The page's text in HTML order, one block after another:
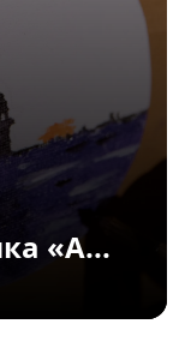
«А...